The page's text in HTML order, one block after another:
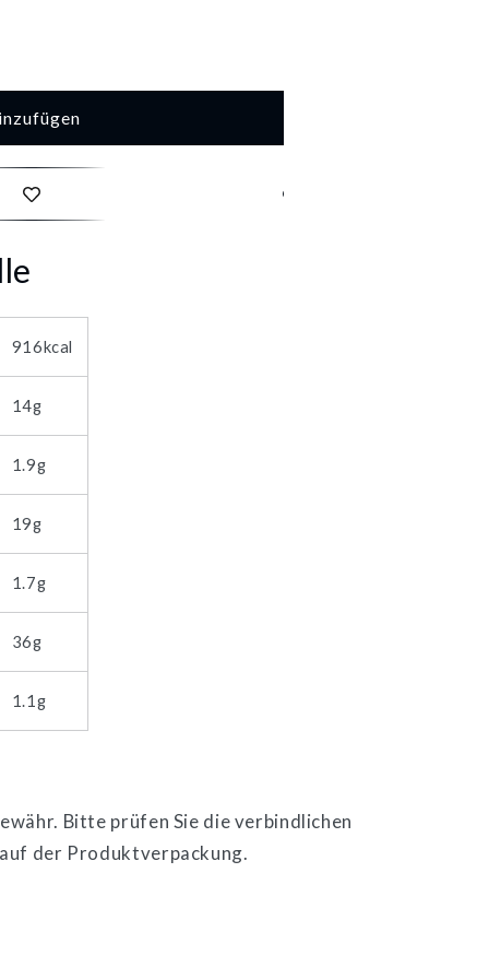
916kcal
14g
1.9g
19g
1.7g
36g
1.1g
Bitte prüfen Sie die verbindlichen
der Produktverpackung.